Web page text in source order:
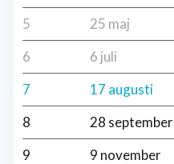
5
25 maj
6
6 juli
7
17 augusti
8
28 september
9
9 november